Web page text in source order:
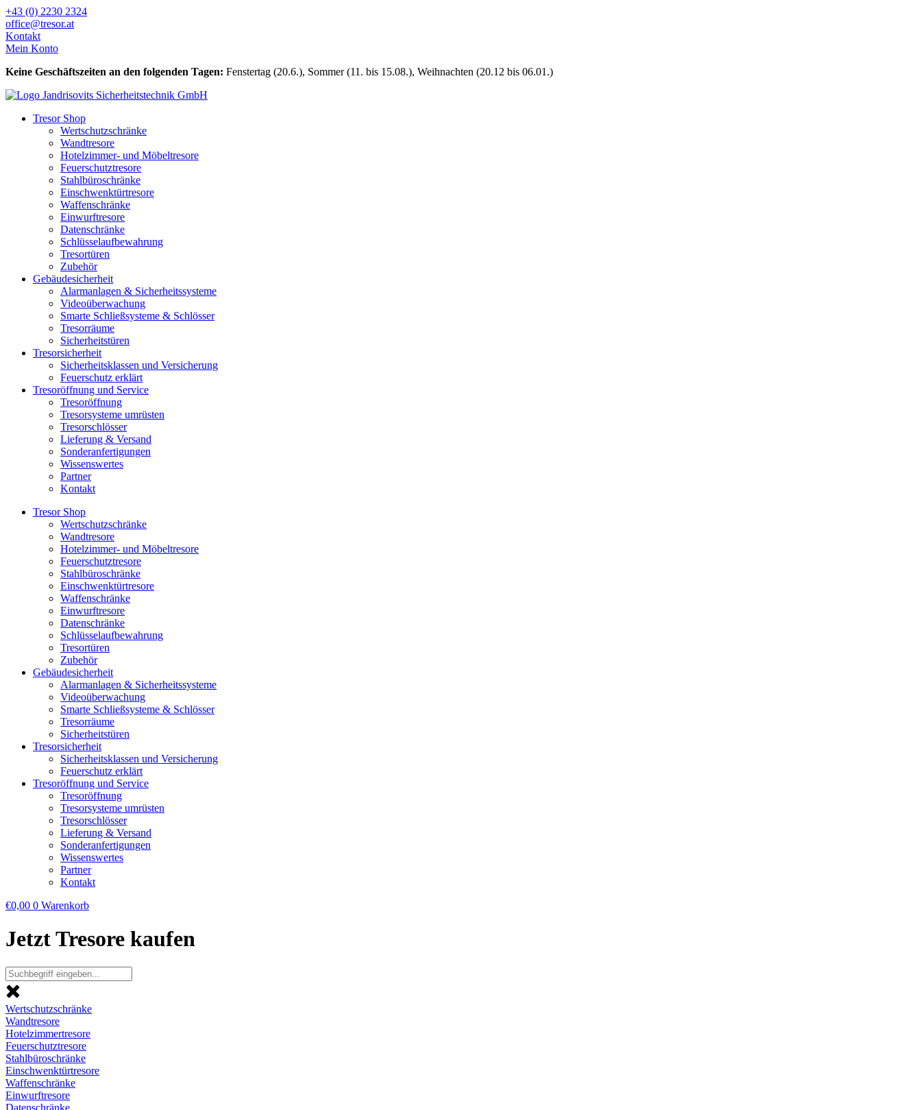
Zum
Inhalt
wechseln
+43 (0) 2230 2324
office@tresor.at
Kontakt
Mein Konto
Keine Geschäftszeiten an den folgenden Tagen: Fenstertag (20.6.), Sommer (11. bis 15.08.), Weihnachten (20.12 bis 06.01.)
Tresor Shop
Wertschutzschränke
Wandtresore
Hotelzimmer- und Möbeltresore
Feuerschutztresore
Stahlbüroschränke
Einschwenktürtresore
Waffenschränke
Einwurftresore
Datenschränke
Schlüsselaufbewahrung
Tresortüren
Zubehör
Gebäudesicherheit
Alarmanlagen & Sicherheitssysteme
Videoüberwachung
Smarte Schließsysteme & Schlösser
Tresorräume
Sicherheitstüren
Tresorsicherheit
Sicherheitsklassen und Versicherung
Feuerschutz erklärt
Tresoröffnung und Service
Tresoröffnung
Tresorsysteme umrüsten
Tresorschlösser
Lieferung & Versand
Sonderanfertigungen
Wissenswertes
Partner
Kontakt
Tresor Shop
Wertschutzschränke
Wandtresore
Hotelzimmer- und Möbeltresore
Feuerschutztresore
Stahlbüroschränke
Einschwenktürtresore
Waffenschränke
Einwurftresore
Datenschränke
Schlüsselaufbewahrung
Tresortüren
Zubehör
Gebäudesicherheit
Alarmanlagen & Sicherheitssysteme
Videoüberwachung
Smarte Schließsysteme & Schlösser
Tresorräume
Sicherheitstüren
Tresorsicherheit
Sicherheitsklassen und Versicherung
Feuerschutz erklärt
Tresoröffnung und Service
Tresoröffnung
Tresorsysteme umrüsten
Tresorschlösser
Lieferung & Versand
Sonderanfertigungen
Wissenswertes
Partner
Kontakt
€0,00 0 Warenkorb
Jetzt Tresore kaufen
Wertschutzschränke
Wandtresore
Hotelzimmertresore
Feuerschutztresore
Stahlbüroschränke
Einschwenktürtresore
Waffenschränke
Einwurftresore
Datenschränke